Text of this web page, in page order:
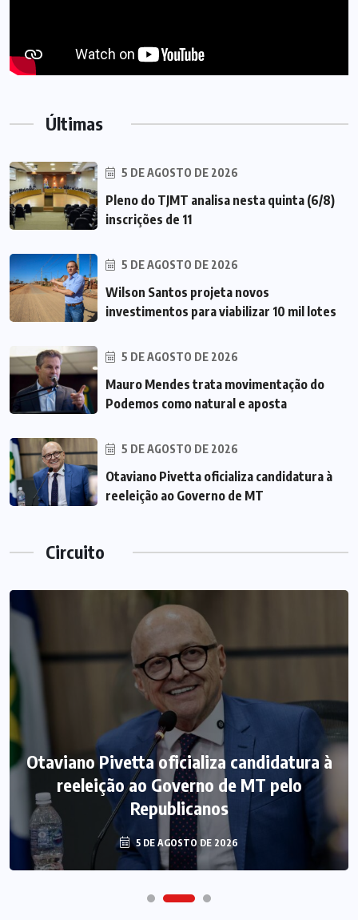
Últimas
5 DE AGOSTO DE 2026
Pleno do TJMT analisa nesta quinta (6/8)
inscrições de 11
5 DE AGOSTO DE 2026
Wilson Santos projeta novos
investimentos para viabilizar 10 mil lotes
5 DE AGOSTO DE 2026
Mauro Mendes trata movimentação do
Podemos como natural e aposta
5 DE AGOSTO DE 2026
Otaviano Pivetta oficializa candidatura à
reeleição ao Governo de MT
Circuito
Otaviano Pivetta oficializa candidatura à
reeleição ao Governo de MT pelo
Republicanos
5 DE AGOSTO DE 2026